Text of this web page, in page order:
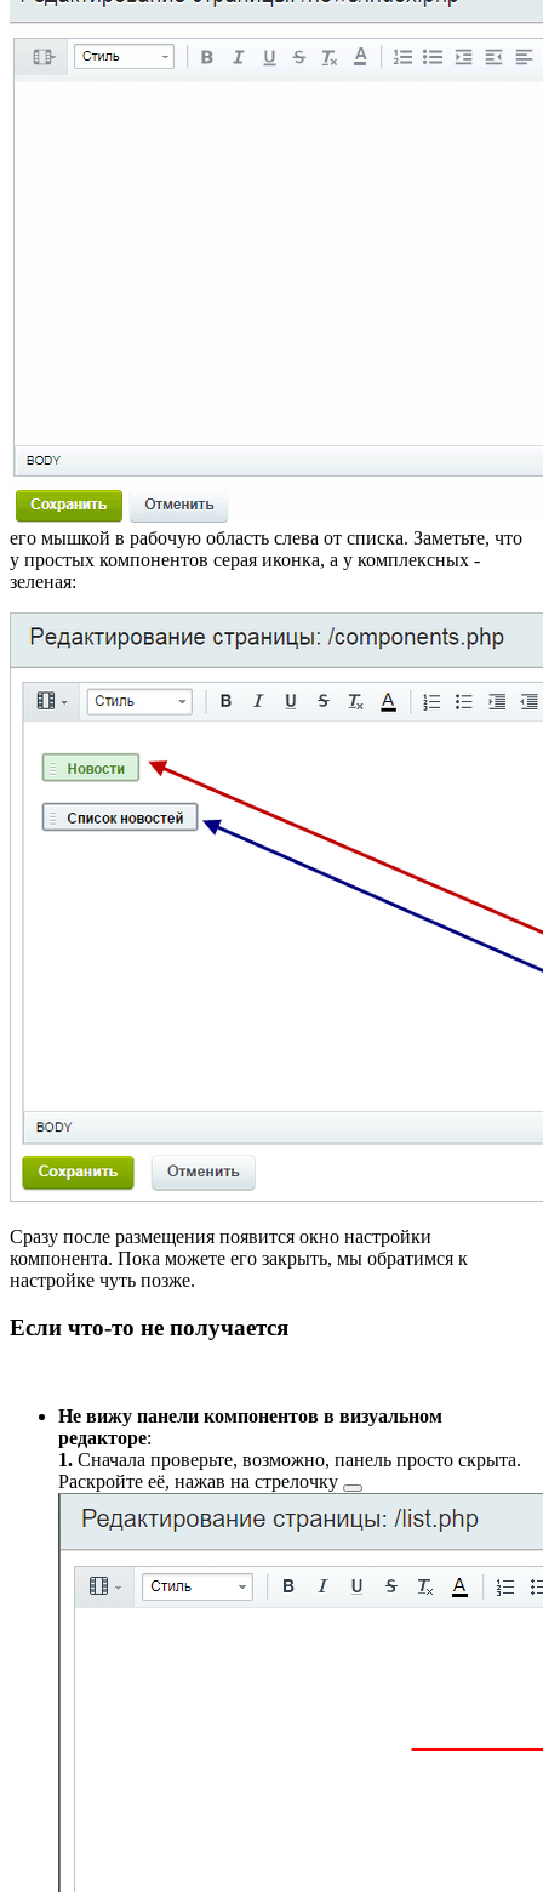
его мышкой в рабочую область слева от списка. Заметьте, что
у простых компонентов серая иконка, а у комплексных -
зеленая:
Сразу после размещения появится окно настройки
компонента. Пока можете его закрыть, мы обратимся к
настройке чуть позже.
Если что-то не получается
Не вижу панели компонентов в визуальном
редакторе:
1. Сначала проверьте, возможно, панель просто скрыта.
Раскройте её, нажав на стрелочку